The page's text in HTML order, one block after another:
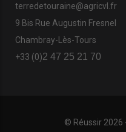
terredetouraine@agricvl.fr
9 Bis Rue Augustin Fresnel
Chambray-Lès-Tours
+33 (0)2 47 25 21 70
© Réussir 2026